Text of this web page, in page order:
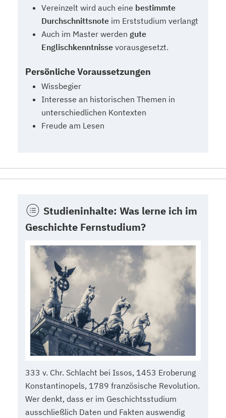
Vereinzelt wird auch eine bestimmte
Durchschnittsnote im Erststudium verlangt
Auch im Master werden gute
Englischkenntnisse vorausgesetzt.
Persönliche Voraussetzungen
Wissbegier
Interesse an historischen Themen in
unterschiedlichen Kontexten
Freude am Lesen
Studieninhalte: Was lerne ich im
Geschichte Fernstudium?
333 v. Chr. Schlacht bei Issos, 1453 Eroberung
Konstantinopels, 1789 französische Revolution.
Wer denkt, dass er im Geschichtsstudium
ausschließlich Daten und Fakten auswendig